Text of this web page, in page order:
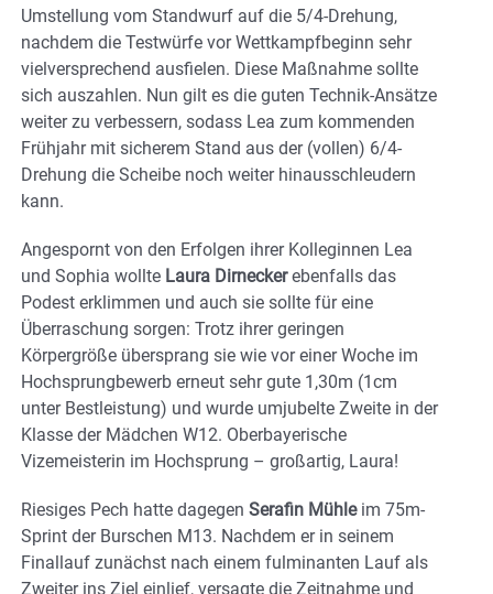
Umstellung vom Standwurf auf die 5/4-Drehung,
nachdem die Testwürfe vor Wettkampfbeginn sehr
vielversprechend ausfielen. Diese Maßnahme sollte
sich auszahlen. Nun gilt es die guten Technik-Ansätze
weiter zu verbessern, sodass Lea zum kommenden
Frühjahr mit sicherem Stand aus der (vollen) 6/4-
Drehung die Scheibe noch weiter hinausschleudern
kann.
Angespornt von den Erfolgen ihrer Kolleginnen Lea
und Sophia wollte Laura Dirneckerebenfalls das
Podest erklimmen und auch sie sollte für eine
Überraschung sorgen: Trotz ihrer geringen
Körpergröße übersprang sie wie vor einer Woche im
Hochsprungbewerb erneut sehr gute 1,30m (1cm
unter Bestleistung) und wurde umjubelte Zweite in der
Klasse der Mädchen W12. Oberbayerische
Vizemeisterin im Hochsprung – großartig, Laura!
Riesiges Pech hatte dagegen Serafin Mühleim 75m-
Sprint der Burschen M13. Nachdem er in seinem
Finallauf zunächst nach einem fulminanten Lauf als
Zweiter ins Ziel einlief, versagte die Zeitnahme und